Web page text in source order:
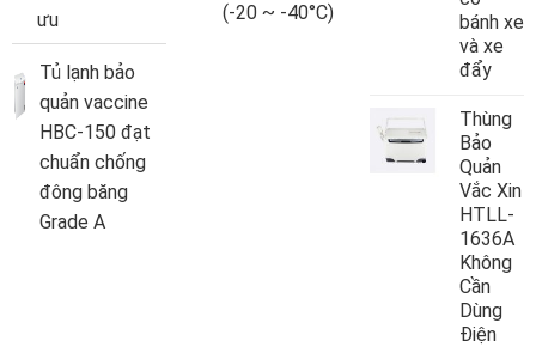
ưu
Tủ lạnh bảo
quản vaccine
HBC-150 đạt
chuẩn chống
đông băng
Grade A
(-20 ~ -40°C)
bánh xe
và xe
đẩy
Thùng
Bảo
Quản
Vắc Xin
HTLL-
1636A
Không
Cần
Dùng
Điện